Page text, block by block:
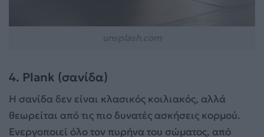
4. Plank (σανίδα)
Η σανίδα δεν είναι κλασικός κοιλιακός, αλλά
θεωρείται από τις πιο δυνατές ασκήσεις κορμού.
Ενεργοποιεί όλο τον πυρήνα του σώματος, από